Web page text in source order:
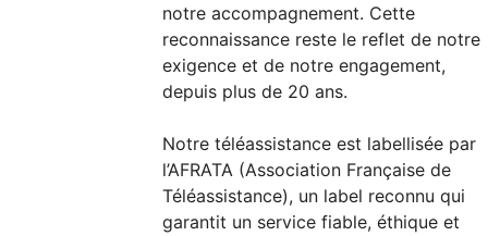
notre accompagnement. Cette
reconnaissance reste le reflet de notre
exigence et de notre engagement,
depuis plus de 20 ans.
Notre téléassistance est labellisée par
l’AFRATA (Association Française de
Téléassistance), un label reconnu qui
garantit un service fiable, éthique et